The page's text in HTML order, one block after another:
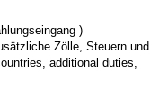
)
Zölle, Steuern und
additional duties,